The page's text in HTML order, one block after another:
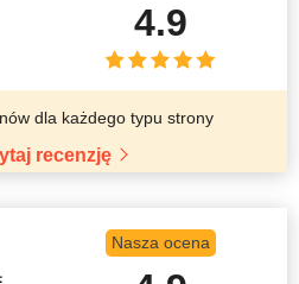
4.9
dla każdego typu strony
recenzję
Nasza ocena